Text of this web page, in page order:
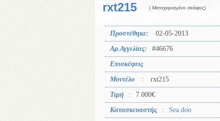
rxt215 ( Μεταχειρισμένο σκάφος)
Προστέθηκε: 02-05-2013
Αρ.Αγγελίας: #46676
Επισκέψεις
Μοντέλο : rxt215
Τιμή : 7.000€
Κατασκευαστής : Sea doo